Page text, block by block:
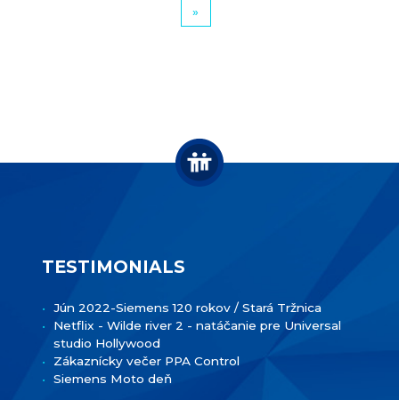
»
TESTIMONIALS
Jún 2022-Siemens 120 rokov / Stará Tržnica
Netflix - Wilde river 2 - natáčanie pre Universal
studio Hollywood
Zákaznícky večer PPA Control
Siemens Moto deň